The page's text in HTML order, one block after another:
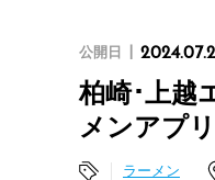
公開日
柏崎･上越
メンアプ
ラーメン